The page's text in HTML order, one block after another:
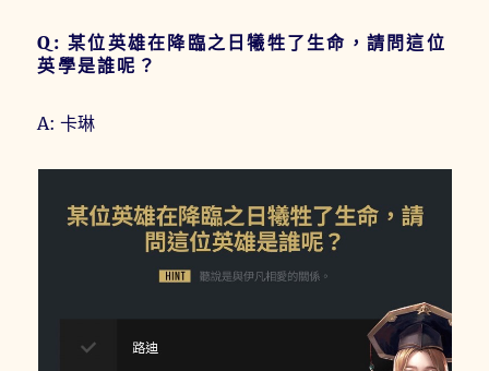
Q: 某位英雄在降臨之日犧牲了生命，請問這位
英學是誰呢？
A: 卡琳